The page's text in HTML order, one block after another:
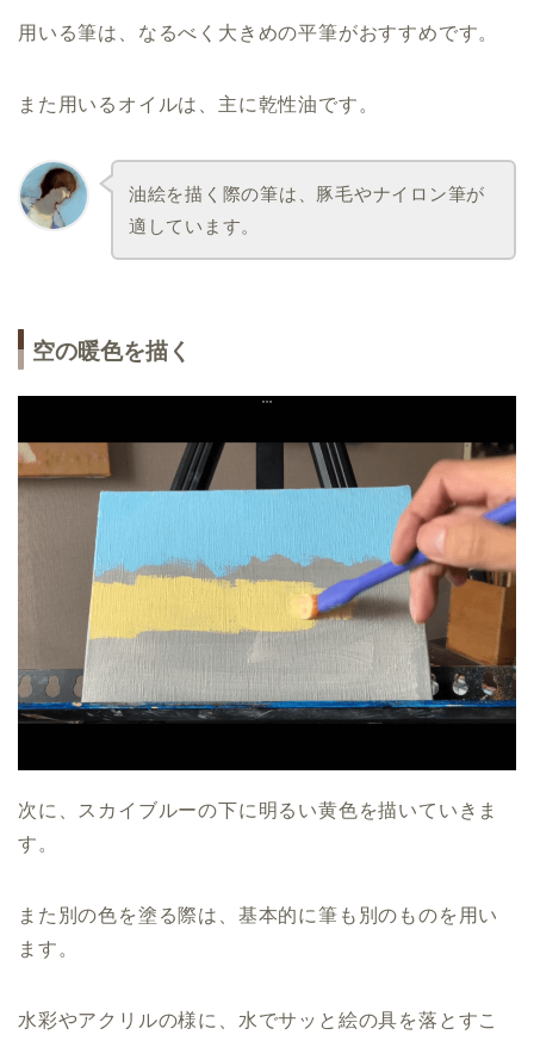
用いる筆は、なるべく大きめの平筆がおすすめです。
また用いるオイルは、主に乾性油です。
油絵を描く際の筆は、豚毛やナイロン筆が
適しています。
空の暖色を描く
次に、スカイブルーの下に明るい黄色を描いていきま
す。
また別の色を塗る際は、基本的に筆も別のものを用い
ます。
水彩やアクリルの様に、水でサッと絵の具を落とすこ